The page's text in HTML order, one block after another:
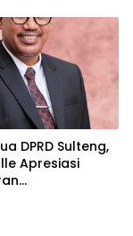
DPRD Sulteng,
Apresiasi